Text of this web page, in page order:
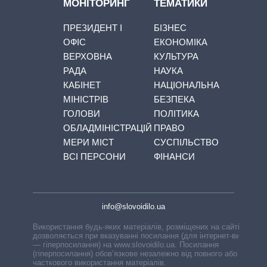
МОНІТОРИНГ
ПРЕЗИДЕНТ І
ОФІС
ВЕРХОВНА
РАДА
КАБІНЕТ
МІНІСТРІВ
ГОЛОВИ
ОБЛАДМІНІСТРАЦІЙ
МЕРИ МІСТ
ВСІ ПЕРСОНИ
ТЕМАТИКИ
БІЗНЕС
ЕКОНОМІКА
КУЛЬТУРА
НАУКА
НАЦІОНАЛЬНА
БЕЗПЕКА
ПОЛІТИКА
ПРАВО
СУСПІЛЬСТВО
ФІНАНСИ
info@slovoidilo.ua
Використання будь-яких матеріалів, розміщених на сайті,
дозволяється при вказуванні посилання (для інтернет-видань
— гіперпосилання) на www.slovoidilo.ua. Посилання
(гіперпосилання) обов’язкове незалежно від повного або
часткового використання матеріалів.